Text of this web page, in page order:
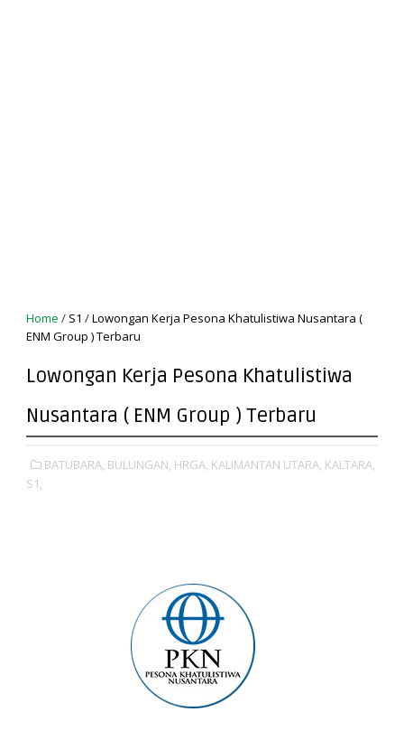
Home / S1 /Lowongan Kerja Pesona Khatulistiwa Nusantara (
ENM Group ) Terbaru
Lowongan Kerja Pesona Khatulistiwa
Nusantara ( ENM Group ) Terbaru
BATUBARA, BULUNGAN, HRGA, KALIMANTAN UTARA, KALTARA,
S1,